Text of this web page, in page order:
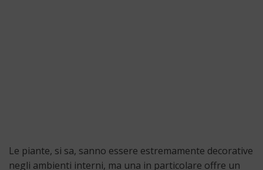
Le piante, si sa, sanno essere estremamente decorative
negli ambienti interni, ma una in particolare offre un